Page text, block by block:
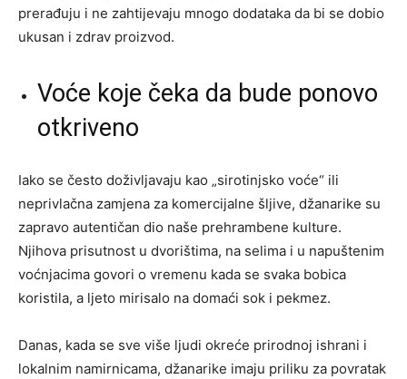
prerađuju i ne zahtijevaju mnogo dodataka da bi se dobio
ukusan i zdrav proizvod.
Voće koje čeka da bude ponovo
otkriveno
Iako se često doživljavaju kao „sirotinjsko voće“ ili
neprivlačna zamjena za komercijalne šljive, džanarike su
zapravo autentičan dio naše prehrambene kulture.
Njihova prisutnost u dvorištima, na selima i u napuštenim
voćnjacima govori o vremenu kada se svaka bobica
koristila, a ljeto mirisalo na domaći sok i pekmez.
Danas, kada se sve više ljudi okreće prirodnoj ishrani i
lokalnim namirnicama, džanarike imaju priliku za povratak